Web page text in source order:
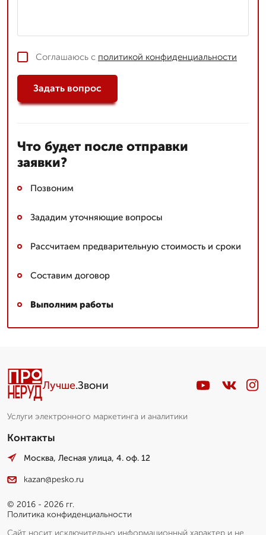
Соглашаюсь с политикой конфиденциальности
Задать вопрос
Что будет после отправки
заявки?
Позвоним
Зададим уточняющие вопросы
Рассчитаем предварительную стоимость и сроки
Составим договор
Выполним работы
Лучше.Звони
Услуги электронного маркетинга и аналитики
Контакты
Москва, Лесная улица, 4. оф. 12
kazan@pesko.ru
© 2016 - 2026 гг.
Политика конфиденциальности